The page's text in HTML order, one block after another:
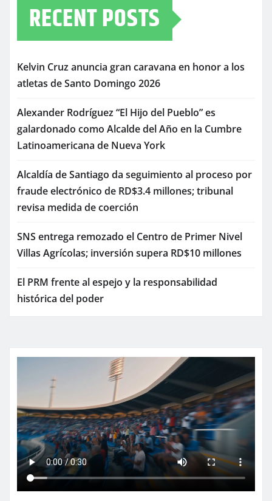
RECENT POSTS
Kelvin Cruz anuncia gran caravana en honor a los
atletas de Santo Domingo 2026
Alexander Rodríguez “El Hijo del Pueblo” es
galardonado como Alcalde del Año en la Cumbre
Latinoamericana de Nueva York
Alcaldía de Santiago da seguimiento al proceso por
fraude electrónico de RD$3.4 millones; tribunal
revisa medida de coerción
SNS entrega remozado el Centro de Primer Nivel
Villas Agrícolas; inversión supera RD$10 millones
El PRM frente al espejo y la responsabilidad
histórica del poder